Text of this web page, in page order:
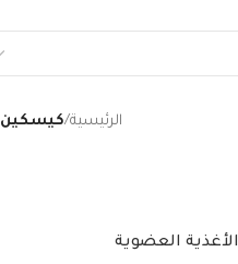
الرئيسية/كيسكين
الأغذية العضوية